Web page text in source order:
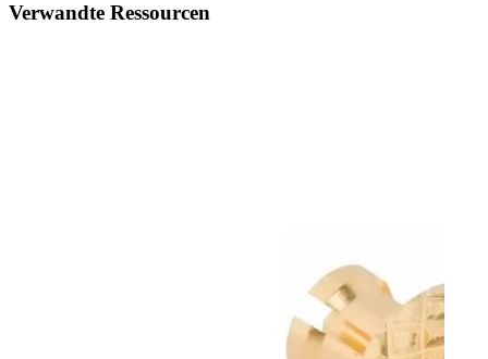
Verwandte Ressourcen